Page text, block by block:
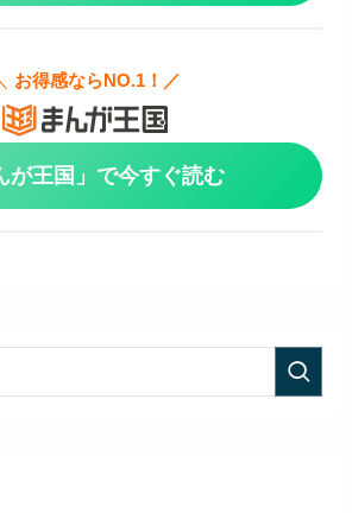
お得感ならNO.1！／
が王国」で今すぐ読む